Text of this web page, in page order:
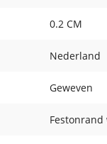
0.2 CM
Nederland
Geweven